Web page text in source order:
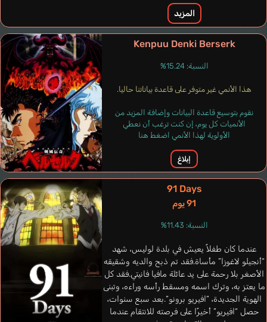
إسباني
Anne's Father
Shirokuma Hiroshi
Coryn William
فرنسي
Dailey Kregg
إنجليزي
Emílio César
برتغالي
Oliver Tony
إنجليزي
المزيد
Kenpuu Denki Berserk
النسبة: 15.24%
هذا الأنمي غير متوفر على قاعدة بياناتنا حاليا.
نقوم بتوسيع قاعدة البيانات وإضافة المزيد من
الأنميات كل يوم، إن كنت ترغب أن نعطي
الأولوية لهذا الأنمي اضغط هنا
إبلاغ
91 Days
91 يوم
النسبة: 11.43%
عندما كان طفلاً يعيش في بلدة لوليس، شهد
“أنجيلو لاغوزا” مأساة.فقد تم ذبح والديه وشقيقه
الأصغر بلا رحمة على يد عائلة مافيا فانيتي.فقد كل
ما يعتز به، وترك اسمه ومسقط رأسه وراءه، وتبنى
الهوية الجديدة، “افيريو برونو“.بعد سبع سنوات،
حصل “افيريو” أخيرًا على فرصته للانتقام عندما